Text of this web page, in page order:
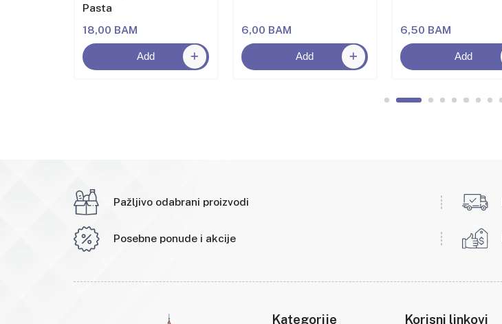
Pasta
18,00 BAM
Add
6,00 BAM
Add
6,50 BAM
Add
Pažljivo odabrani proizvodi
Posebne ponude i akcije
Kategorije Korisni linkovi